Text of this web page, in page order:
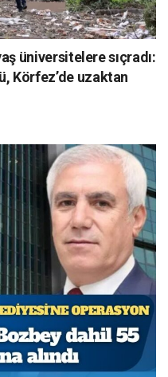
üniversitelere sıçradı:
Körfez’de uzaktan